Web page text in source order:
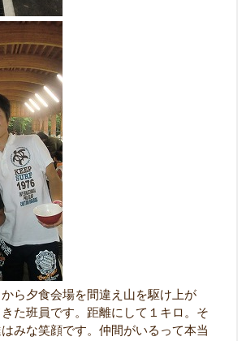
ら夕食会場を間違え山を駆け上が
た班員です。距離にして１キロ。そ
みな笑顔です。仲間がいるって本当